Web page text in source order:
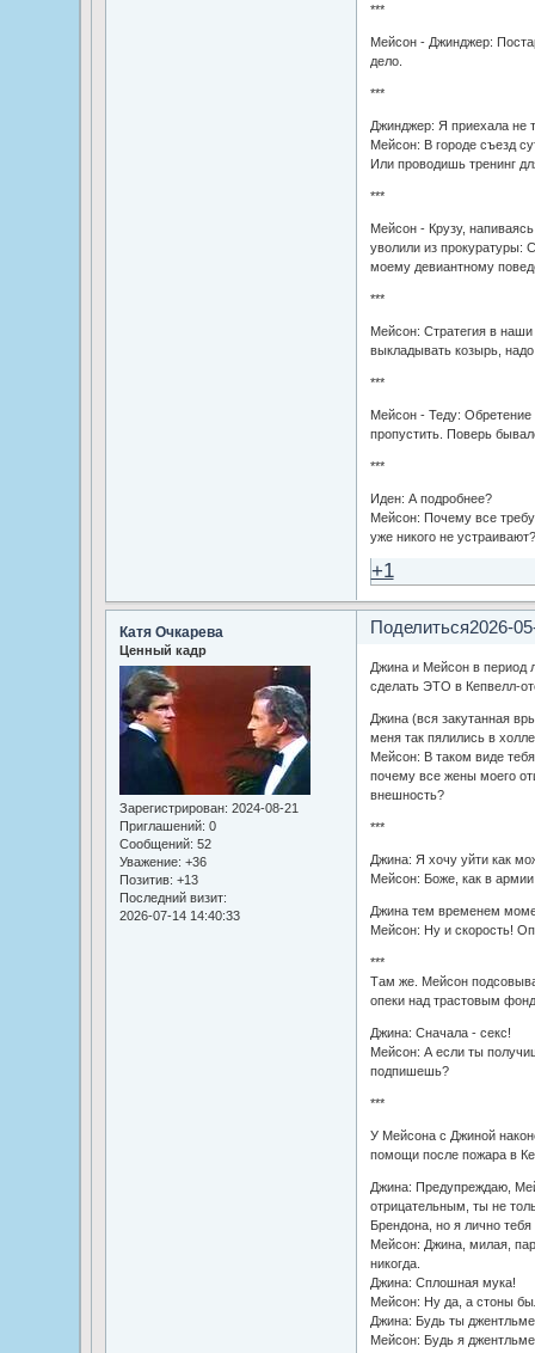
***
Мейсон - Джинджер:
дело.
***
Джинджер: Я приехала не
Мейсон: В городе съезд
Или проводишь тренинг
***
Мейсон - Крузу,
уволили из прокуратуры:
моему девиантному
***
Мейсон: Стратегия в
выкладывать козырь,
***
Мейсон - Теду: Обретение
пропустить. Поверь
***
Иден: А подробнее?
Мейсон: Почему все
уже никого не устраивают?
+1
Поделиться2026-
Катя Очкарева
Ценный кадр
Зарегистрирован: 2024-08-21
Приглашений: 0
Сообщений: 52
Уважение: +36
Позитив: +13
Последний визит:
2026-07-14 14:40:33
Джина и Мейсон в период
сделать ЭТО в Кепвелл-
Джина (вся закутанная
меня так пялились в
Мейсон: В таком виде
почему все жены моего
внешность?
***
Джина: Я хочу уйти как
Мейсон: Боже, как в
Джина тем временем
Мейсон: Ну и скорость!
***
Там же. Мейсон
опеки над трастовым
Джина: Сначала - секс!
Мейсон: А если ты
подпишешь?
***
У Мейсона с Джиной
помощи после пожара в
Джина: Предупреждаю,
отрицательным, ты не
Брендона, но я лично
Мейсон: Джина, милая,
никогда.
Джина: Сплошная мука!
Мейсон: Ну да, а стоны
Джина: Будь ты
Мейсон: Будь я